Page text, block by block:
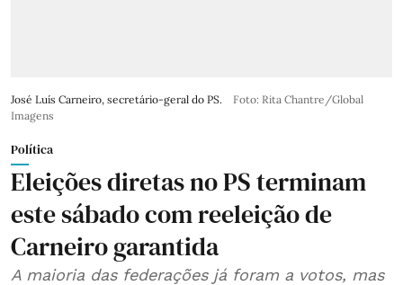
José Luís Carneiro, secretário-geral do PS.
Foto: Rita Chantre/Global
Imagens
Política
Eleições diretas no PS terminam
este sábado com reeleição de
Carneiro garantida
A maioria das federações já foram a votos, mas